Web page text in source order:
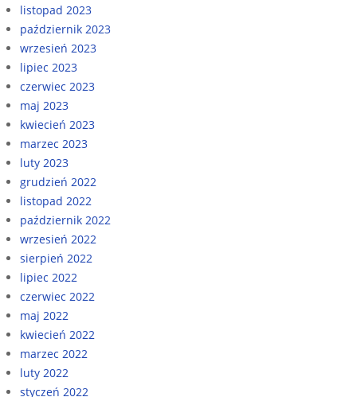
listopad 2023
październik 2023
wrzesień 2023
lipiec 2023
czerwiec 2023
maj 2023
kwiecień 2023
marzec 2023
luty 2023
grudzień 2022
listopad 2022
październik 2022
wrzesień 2022
sierpień 2022
lipiec 2022
czerwiec 2022
maj 2022
kwiecień 2022
marzec 2022
luty 2022
styczeń 2022